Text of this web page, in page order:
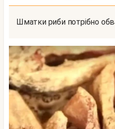
Шматки риби потрібно